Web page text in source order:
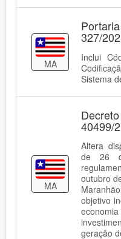
MA
327/
Inclui
Sistema
MA
40499/
Altera
de 26
outubro
objetivo
geração